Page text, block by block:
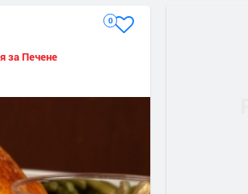
0
за Печене